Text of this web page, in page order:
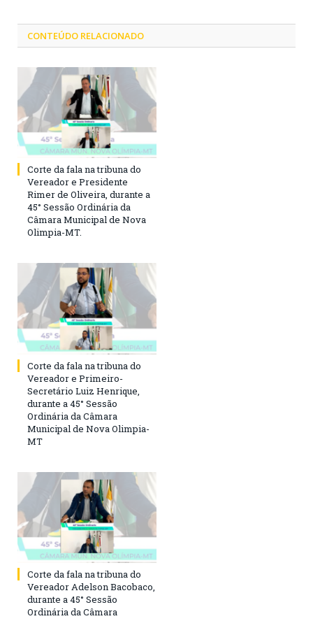
CONTEÚDO RELACIONADO
Corte da fala na tribuna do
Vereador e Presidente
Rimer de Oliveira, durante a
45° Sessão Ordinária da
Câmara Municipal de Nova
Olimpia-MT.
Corte da fala na tribuna do
Vereador e Primeiro-
Secretário Luiz Henrique,
durante a 45° Sessão
Ordinária da Câmara
Municipal de Nova Olimpia-
MT
Corte da fala na tribuna do
Vereador Adelson Bacobaco,
durante a 45° Sessão
Ordinária da Câmara